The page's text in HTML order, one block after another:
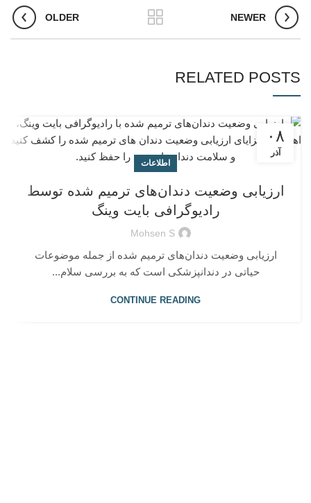
NEWER
OLDER
RELATED POSTS
۰۸
آذر
اطلاعات
ارزیابی وضعیت دندان‌های ترمیم شده توسط
رادیوگرافی بایت وینگ
Mohsen S
ارزیابی وضعیت دندان‌های ترمیم شده از جمله موضوعات
حیاتی در دندانپزشکی است که به بررسی سلام...
CONTINUE READING